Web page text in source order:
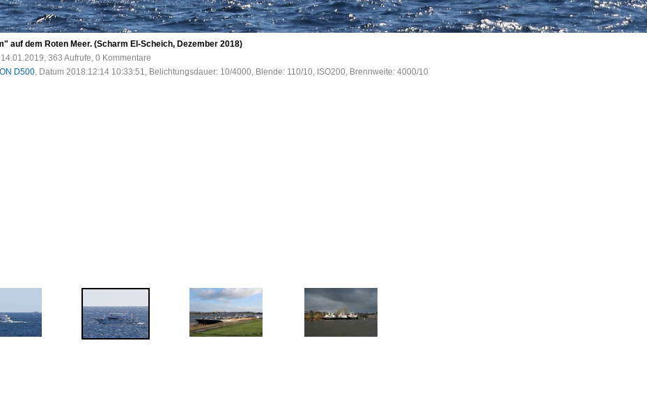
auf dem Roten Meer. (Scharm El-Scheich, Dezember 2018)
14.01.2019, 363 Aufrufe, 0 Kommentare
D500, Datum 2018:12:14 10:33:51, Belichtungsdauer: 10/4000, Blende: 110/10, ISO200, Brennweite: 4000/10